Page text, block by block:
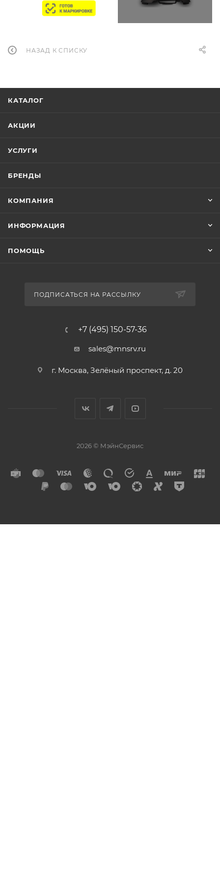
НАЗАД К СПИСКУ
КАТАЛОГ
АКЦИИ
УСЛУГИ
БРЕНДЫ
КОМПАНИЯ
ИНФОРМАЦИЯ
ПОМОЩЬ
ПОДПИСАТЬСЯ НА РАССЫЛКУ
+7 (495) 150-57-36
sales@mnsrv.ru
г. Москва, Зелёный проспект, д. 20
2026 © МэйнСервис